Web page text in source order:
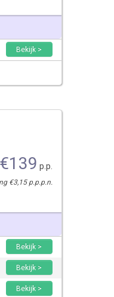
Bekijk >
€139 p.p.
€3,15 p.p.p.n.
Bekijk >
Bekijk >
Bekijk >